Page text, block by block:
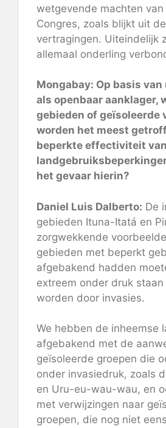
wetgevende machten
Congres, zoals blijkt uit
vertragingen. Uiteindelijk
allemaal onderling
Mongabay: Op basis
als openbaar aanklager,
gebieden of geïsoleerde
worden het meest
beperkte effectiviteit van
het gevaar hierin?
Daniel Luis Dalberto: De
gebieden Ituna-Itatá en
zorgwekkende
gebieden met beperkt
afgebakend hadden
extreem onder druk
worden door invasies.
We hebben de inheemse
afgebakend met de
geïsoleerde groepen die
onder invasiedruk, zoals
en Uru-eu-wau-wau, en
met verwijzingen naar
groepen, die nog niet